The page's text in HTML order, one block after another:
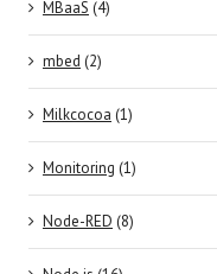
MBaaS (4)
mbed (2)
Milkcocoa (1)
Monitoring (1)
Node-RED (8)